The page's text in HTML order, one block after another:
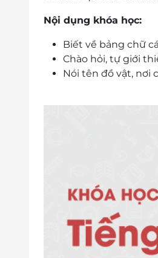
Nội dụng khóa học:
Biết về bảng chữ
Chào hỏi, tự giới
Nói tên đồ vật, nơi